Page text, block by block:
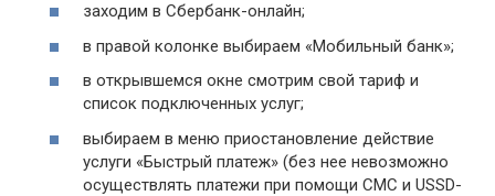
заходим в Сбербанк-онлайн;
в правой колонке выбираем «Мобильный банк»;
в открывшемся окне смотрим свой тариф и
список подключенных услуг;
выбираем в меню приостановление действие
услуги «Быстрый платеж» (без нее невозможно
осуществлять платежи при помощи СМС и USSD-